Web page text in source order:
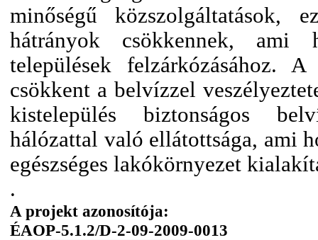
minőségű közszolgáltatások,
hátrányok csökkennek, ami
települések felzárkózásához. A
csökkent a belvízzel
kistelepülés biztonságos
hálózattal való ellátottsága, ami
egészséges lakókörnyezet
.
A projekt azonosítója:
ÉAOP-5.1.2/D-2-09-2009-0013